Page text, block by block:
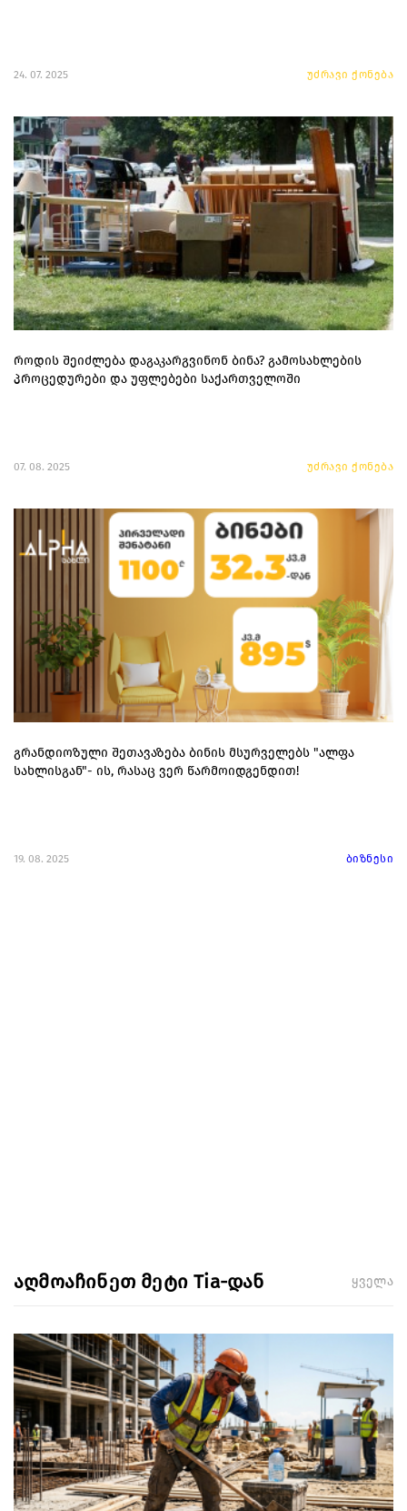
24. 07. 2025 უძრავი ქონება
როდის შეიძლება დაგაკარგვინონ ბინა? გამოსახლების
პროცედურები და უფლებები საქართველოში
07. 08. 2025 უძრავი ქონება
გრანდიოზული შეთავაზება ბინის მსურველებს "ალფა
სახლისგან"- ის, რასაც ვერ წარმოიდგენდით!
19. 08. 2025 ბიზნესი
აღმოაჩინეთ მეტი Tia-დან ყველა